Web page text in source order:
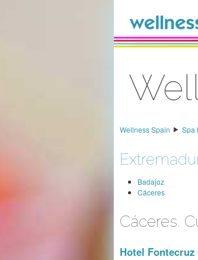
Wellness Spain
Spa
Badajoz
Cáceres
Cáceres.
Hotel